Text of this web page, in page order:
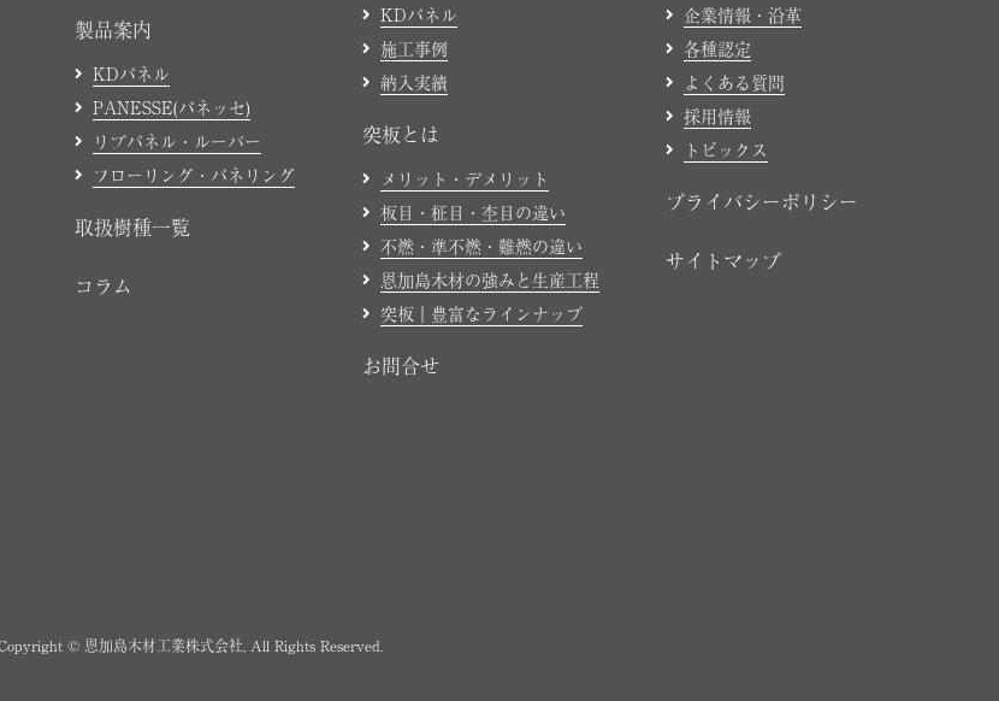
製品案内
KDパネル
PANESSE(パネッセ)
リブパネル・ルーバー
フローリング・パネリング
取扱樹種一覧
コラム
KDパネル
施工事例
納入実績
突板とは
メリット・デメリット
板目・柾目・杢目の違い
不燃・準不燃・難燃の違い
恩加島木材の強みと生産工程
突板｜豊富なラインナップ
お問合せ
企業情報・沿革
各種認定
よくある質問
採用情報
トピックス
プライバシーポリシー
サイトマップ
© 恩加島木材工業株式会社, All Rights Reserved.